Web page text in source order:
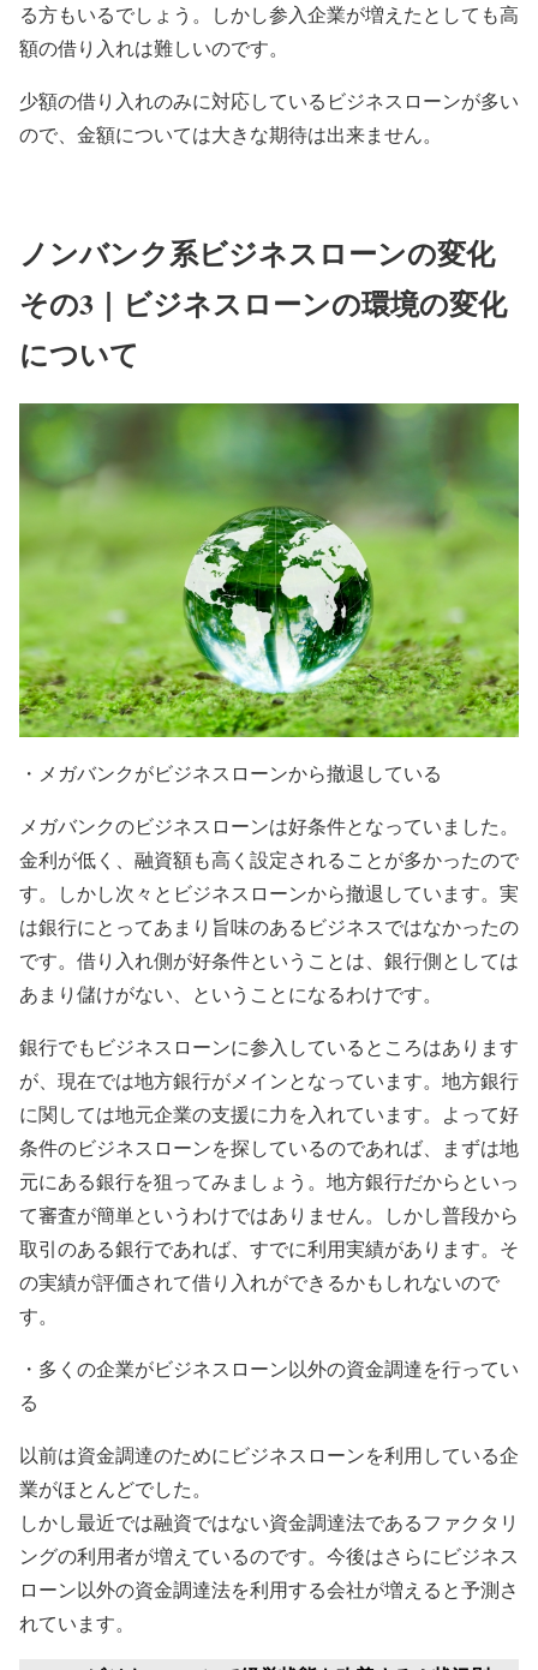
る方もいるでしょう。しかし参入企業が増えたとしても高
額の借り入れは難しいのです。
少額の借り入れのみに対応しているビジネスローンが多い
ので、金額については大きな期待は出来ません。
ノンバンク系ビジネスローンの変化
その3｜ビジネスローンの環境の変化
について
・メガバンクがビジネスローンから撤退している
メガバンクのビジネスローンは好条件となっていました。
金利が低く、融資額も高く設定されることが多かったので
す。しかし次々とビジネスローンから撤退しています。実
は銀行にとってあまり旨味のあるビジネスではなかったの
です。借り入れ側が好条件ということは、銀行側としては
あまり儲けがない、ということになるわけです。
銀行でもビジネスローンに参入しているところはあります
が、現在では地方銀行がメインとなっています。地方銀行
に関しては地元企業の支援に力を入れています。よって好
条件のビジネスローンを探しているのであれば、まずは地
元にある銀行を狙ってみましょう。地方銀行だからといっ
て審査が簡単というわけではありません。しかし普段から
取引のある銀行であれば、すでに利用実績があります。そ
の実績が評価されて借り入れができるかもしれないので
す。
・多くの企業がビジネスローン以外の資金調達を行ってい
る
以前は資金調達のためにビジネスローンを利用している企
業がほとんどでした。
しかし最近では融資ではない資金調達法であるファクタリ
ングの利用者が増えているのです。今後はさらにビジネス
ローン以外の資金調達法を利用する会社が増えると予測さ
れています。